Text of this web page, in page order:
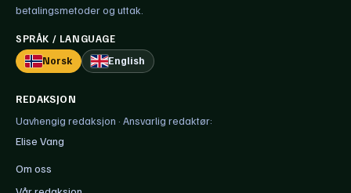
betalingsmetoder og uttak.
SPRÅK / LANGUAGE
Norsk
English
REDAKSJON
Uavhengig redaksjon · Ansvarlig redaktør:
Elise Vang
Om oss